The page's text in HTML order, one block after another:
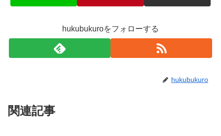
hukubukuroをフォローする
hukubukuro
関連記事